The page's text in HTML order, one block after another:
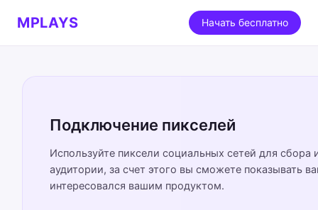
MPLAYS Начать бесплатно
Подключение пикселей
Используйте пиксели социальных сетей для сбора
аудитории, за счет этого вы сможете показывать
интересовался вашим продуктом.